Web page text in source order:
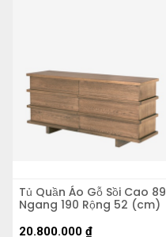
Tủ Quần Áo Gỗ Sồi Cao 89
Ngang 190 Rộng 52 (cm)
20.800.000 ₫